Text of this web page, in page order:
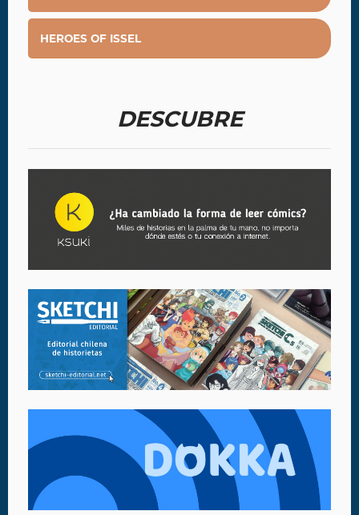
HEROES OF ISSEL
DESCUBRE